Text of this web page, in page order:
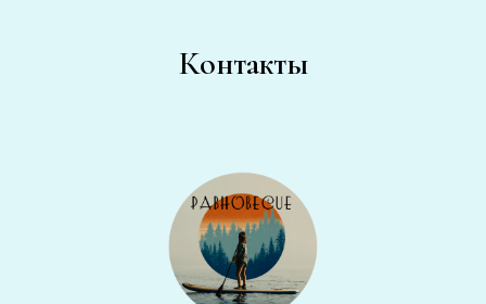
Контакты